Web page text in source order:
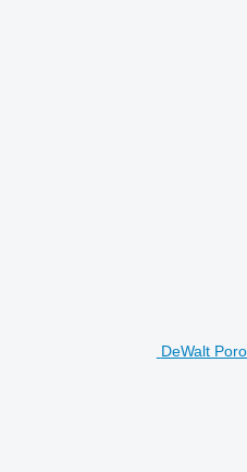
DeWalt